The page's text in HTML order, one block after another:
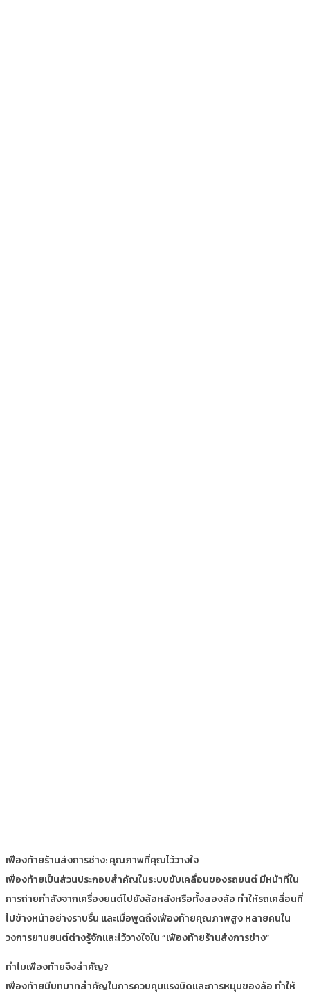
เฟืองท้ายร้านส่งการช่าง: คุณภาพที่คุณไว้วางใจ
เฟืองท้ายเป็นส่วนประกอบสำคัญในระบบขับเคลื่อนของรถยนต์ มีหน้าที่ใน
การถ่ายกำลังจากเครื่องยนต์ไปยังล้อหลังหรือทั้งสองล้อ ทำให้รถเคลื่อนที่
ไปข้างหน้าอย่างราบรื่น และเมื่อพูดถึงเฟืองท้ายคุณภาพสูง หลายคนใน
วงการยานยนต์ต่างรู้จักและไว้วางใจใน “เฟืองท้ายร้านส่งการช่าง”
ทำไมเฟืองท้ายจึงสำคัญ?
เฟืองท้ายมีบทบาทสำคัญในการควบคุมแรงบิดและการหมุนของล้อ ทำให้